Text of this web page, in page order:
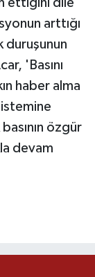
ettiğini dile
arttığı
duruşunun
'Basını
haber alma
özgür
devam